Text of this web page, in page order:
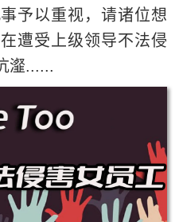
予以重视，请诸位想
遭受上级领导不法侵
瀣......